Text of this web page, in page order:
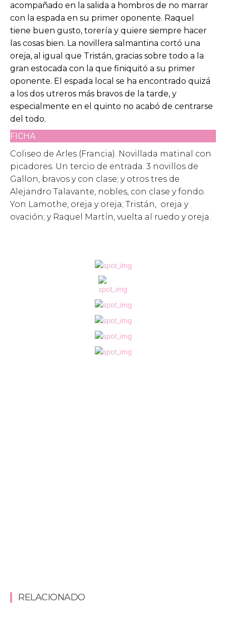
acompañado en la salida a hombros de no marrar
con la espada en su primer oponente. Raquel
tiene buen gusto, torería y quiere siempre hacer
las cosas bien. La novillera salmantina cortó una
oreja, al igual que Tristán, gracias sobre todo a la
gran estocada con la que finiquitó a su primer
oponente. El espada local se ha encontrado quizá
a los dos utreros más bravos de la tarde, y
especialmente en el quinto no acabó de centrarse
del todo.
FICHA
Coliseo de Arles (Francia). Novillada matinal con
picadores. Un tercio de entrada. 3 novillos de
Gallon, bravos y con clase; y otros tres de
Alejandro Talavante, nobles, con clase y fondo.
Yon Lamothe, oreja y oreja; Tristán, oreja y
ovación; y Raquel Martín, vuelta al ruedo y oreja.
RELACIONADO